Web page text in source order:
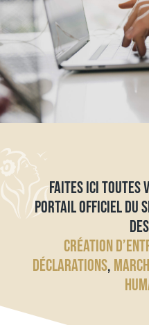
FAITES ICI TOUTES
PORTAIL OFFICIEL DU
CRÉATION
DÉCLARATIONS,